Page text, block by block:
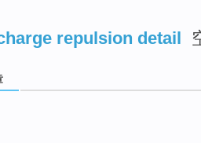
repulsion detail